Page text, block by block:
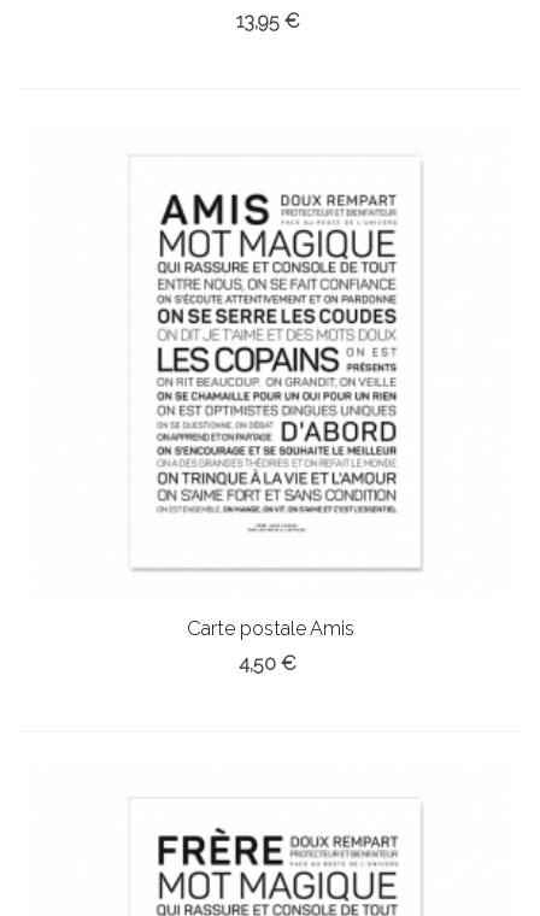
13,95 €
Carte postale Amis
4,50 €